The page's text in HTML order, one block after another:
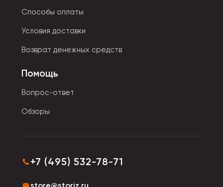
Способы оплаты
Условия доставки
Возврат денежных средств
Помощь
Вопрос-ответ
Обзоры
+7 (495) 532-78-71
store@storiz.ru